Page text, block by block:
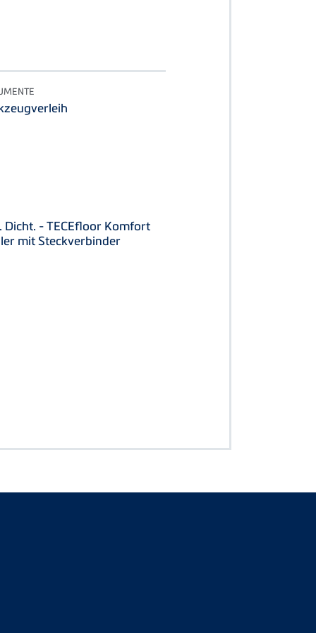
Dicht. - TECEfloor Komfort
mit Steckverbinder